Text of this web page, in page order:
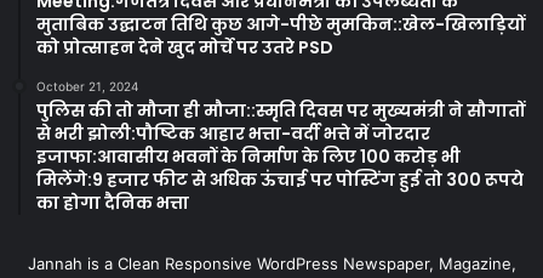
मुताबिक उद्घाटन तिथि कुछ आगे-पीछे मुमकिन::खेल-खिलाड़ियों
को प्रोत्साहन देने खुद मोर्चे पर उतरे PSD
October 21, 2024
पुलिस की तो मौजा ही मौजा::स्मृति दिवस पर मुख्यमंत्री ने सौगातों
से भरी झोली:पौष्टिक आहार भत्ता-वर्दी भत्ते में जोरदार
इजाफा:आवासीय भवनों के निर्माण के लिए 100 करोड़ भी
मिलेंगे:9 हजार फीट से अधिक ऊंचाई पर पोस्टिंग हुई तो 300 रूपये
का होगा दैनिक भत्ता
Jannah is a Clean Responsive WordPress Newspaper, Magazine,